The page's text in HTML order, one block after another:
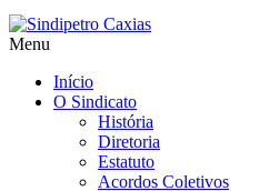
Menu
Início
O Sindicato
História
Diretoria
Estatuto
Acordos Coletivos